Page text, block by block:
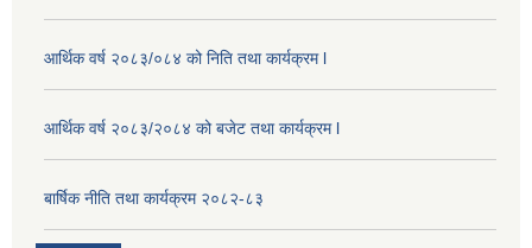
आर्थिक वर्ष २०८३/०८४ को निति तथा कार्यक्रम l
आर्थिक वर्ष २०८३/२०८४ को बजेट तथा कार्यक्रम l
बार्षिक नीति तथा कार्यक्रम २०८२-८३